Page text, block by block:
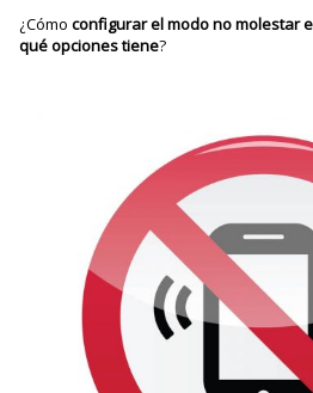
¿Cómoconfigurar el modo no molestar
qué opciones tiene?